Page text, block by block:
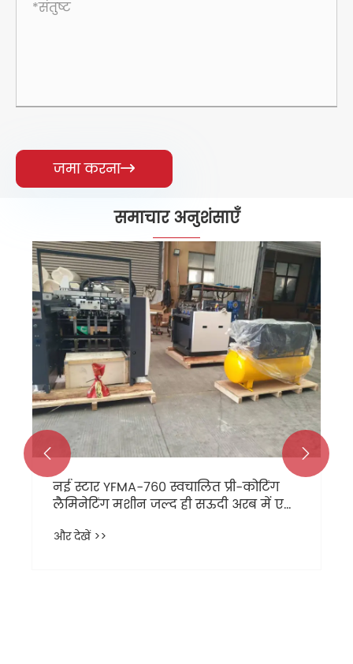
जमा करना
समाचार अनुशंसाएँ
नई स्टार YFMA-760 स्वचालित प्री-कोटिंग
लैमिनेटिंग मशीन जल्द ही सऊदी अरब में एक
और देखें >>
 